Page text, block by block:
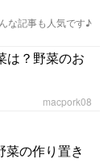
な記事も人気です♪
は？野菜のお
macpork08
の作り置き